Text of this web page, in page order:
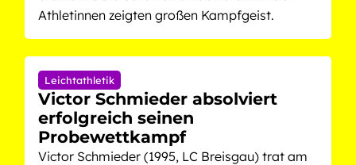
Athletinnen zeigten großen Kampfgeist.
Leichtathletik
Victor Schmieder absolviert
erfolgreich seinen
Probewettkampf
Victor Schmieder (1995, LC Breisgau) trat am